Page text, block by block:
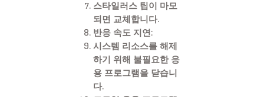
스타일러스 팁이 마모
되면 교체합니다.
반응 속도 지연:
시스템 리소스를 해제
하기 위해 불필요한 응
용 프로그램을 닫습니
다.